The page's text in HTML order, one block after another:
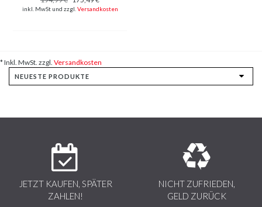
inkl. MwSt und zzgl. Versandkosten
* Inkl. MwSt. zzgl. Versandkosten
JETZT KAUFEN, SPÄTER
ZAHLEN!
NICHT ZUFRIEDEN,
GELD ZURÜCK